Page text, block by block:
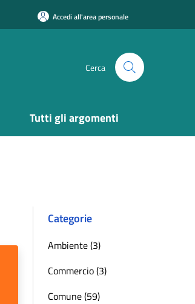
Accedi all'area personale
Cerca
Tutti gli argomenti
Categorie
Ambiente (3)
Commercio (3)
Comune (59)